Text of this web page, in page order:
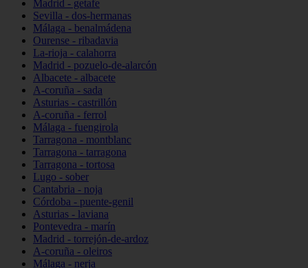
Madrid - getafe
Sevilla - dos-hermanas
Málaga - benalmádena
Ourense - ribadavia
La-rioja - calahorra
Madrid - pozuelo-de-alarcón
Albacete - albacete
A-coruña - sada
Asturias - castrillón
A-coruña - ferrol
Málaga - fuengirola
Tarragona - montblanc
Tarragona - tarragona
Tarragona - tortosa
Lugo - sober
Cantabria - noja
Córdoba - puente-genil
Asturias - laviana
Pontevedra - marín
Madrid - torrejón-de-ardoz
A-coruña - oleiros
Málaga - nerja